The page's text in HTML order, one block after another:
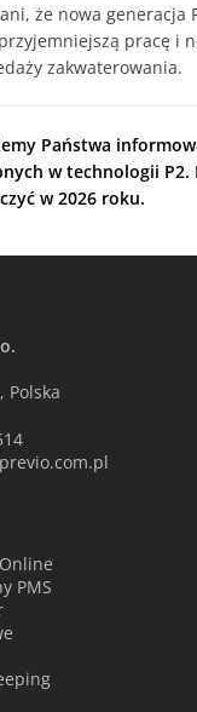
że nowa generacja
pracę i
zakwaterowania.
Państwa
w technologii P2.
w 2026 roku.
Polska
PMS